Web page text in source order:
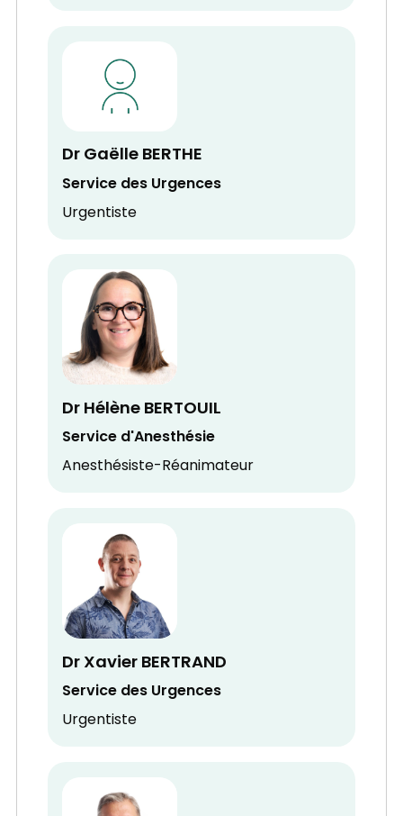
Dr Gaëlle BERTHE
Service des Urgences
Urgentiste
Dr Hélène BERTOUIL
Service d'Anesthésie
Anesthésiste-Réanimateur
Dr Xavier BERTRAND
Service des Urgences
Urgentiste